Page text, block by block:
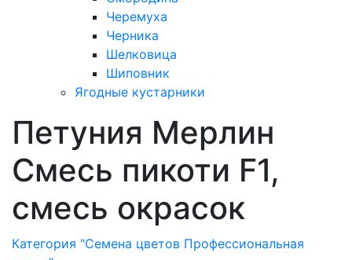
Черемуха
Черника
Шелковица
Шиповник
Ягодные кустарники
Петуния Мерлин
Смесь пикоти F1,
смесь окрасок
Категория "Семена цветов Профессиональная